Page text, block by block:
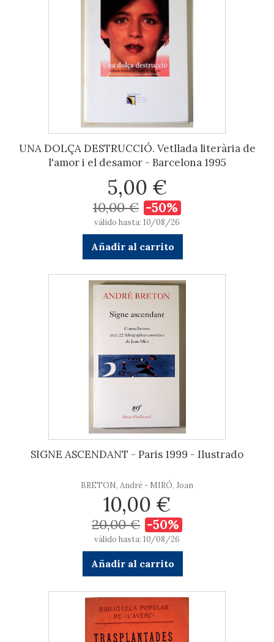
UNA DOLÇA DESTRUCCIÓ. Vetllada literària de
l'amor i el desamor - Barcelona 1995
5,00 €
10,00 € -50%
válido hasta: 10/08/26
Añadir al carrito
SIGNE ASCENDANT - Paris 1999 - Ilustrado
BRETON, André - MIRÓ, Joan
10,00 €
20,00 € -50%
válido hasta: 10/08/26
Añadir al carrito